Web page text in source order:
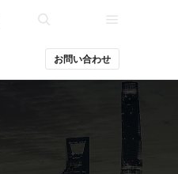
お問い合わせ